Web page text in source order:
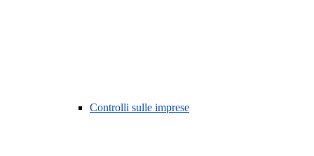
Controlli sulle imprese